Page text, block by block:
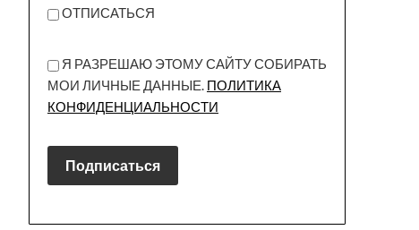
ОТПИСАТЬСЯ
Я РАЗРЕШАЮ ЭТОМУ САЙТУ СОБИРАТЬ
МОИ ЛИЧНЫЕ ДАННЫЕ. ПОЛИТИКА
КОНФИДЕНЦИАЛЬНОСТИ